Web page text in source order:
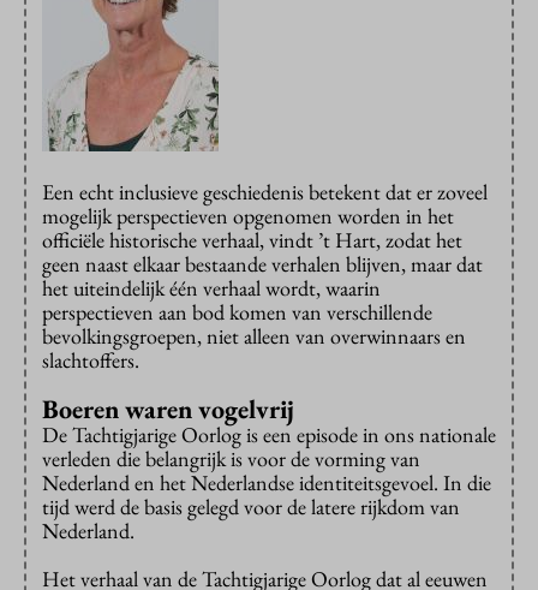
Een echt inclusieve geschiedenis betekent dat er zoveel
mogelijk perspectieven opgenomen worden in het
officiële historische verhaal, vindt ’t Hart, zodat het
geen naast elkaar bestaande verhalen blijven, maar dat
het uiteindelijk één verhaal wordt, waarin
perspectieven aan bod komen van verschillende
bevolkingsgroepen, niet alleen van overwinnaars en
slachtoffers.
Boeren waren vogelvrij
De Tachtigjarige Oorlog is een episode in ons nationale
verleden die belangrijk is voor de vorming van
Nederland en het Nederlandse identiteitsgevoel. In die
tijd werd de basis gelegd voor de latere rijkdom van
Nederland.
Het verhaal van de Tachtigjarige Oorlog dat al eeuwen